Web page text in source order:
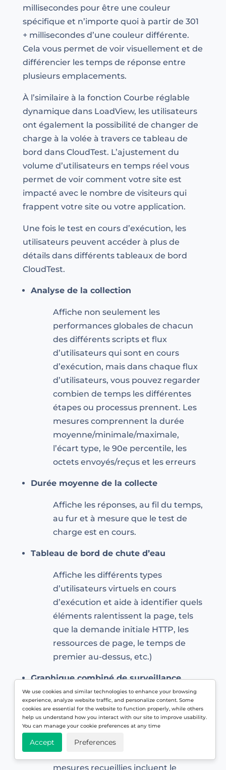
millisecondes pour être une couleur
spécifique et n’importe quoi à partir de 301
+ millisecondes d’une couleur différente.
Cela vous permet de voir visuellement et de
différencier les temps de réponse entre
plusieurs emplacements.
À l’similaire à la fonction Courbe réglable
dynamique dans LoadView, les utilisateurs
ont également la possibilité de changer de
charge à la volée à travers ce tableau de
bord dans CloudTest. L’ajustement du
volume d’utilisateurs en temps réel vous
permet de voir comment votre site est
impacté avec le nombre de visiteurs qui
frappent votre site ou votre application.
Une fois le test en cours d’exécution, les
utilisateurs peuvent accéder à plus de
détails dans différents tableaux de bord
CloudTest.
Analyse de la collection
Affiche non seulement les
performances globales de chacun
des différents scripts et flux
d’utilisateurs qui sont en cours
d’exécution, mais dans chaque flux
d’utilisateurs, vous pouvez regarder
combien de temps les différentes
étapes ou processus prennent. Les
mesures comprennent la durée
moyenne/minimale/maximale,
l’écart type, le 90e percentile, les
octets envoyés/reçus et les erreurs
Durée moyenne de la collecte
Affiche les réponses, au fil du temps,
au fur et à mesure que le test de
charge est en cours.
Tableau de bord de chute d’eau
Affiche les différents types
d’utilisateurs virtuels en cours
d’exécution et aide à identifier quels
éléments ralentissent la page, tels
que la demande initiale HTTP, les
ressources de page, le temps de
premier au-dessus, etc.)
Graphique combiné de surveillance
Donne un aperçu de ce qui se passe
au niveau du serveur. Les agents de
surveillance doivent être installés
sur les serveurs afin de récupérer
ces mesures du serveur. Les
mesures recueillies incluent le
We use cookies and similar technologies to enhance your browsing
experience, analyze website traffic, and personalize content. Some
cookies are essential for the website to function properly, while others
help us understand how you interact with our site to improve usability.
You can manage your cookie preferences at any time
Accept Preferences